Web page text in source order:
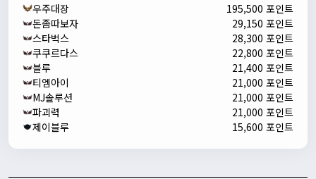
우주대장
195,500 포인트
돈좀따보자
29,150 포인트
스타벅스
28,300 포인트
쿠쿠르다스
22,800 포인트
블루
21,400 포인트
티엠아이
21,000 포인트
MJ솔루션
21,000 포인트
파괴력
21,000 포인트
제이블루
15,600 포인트